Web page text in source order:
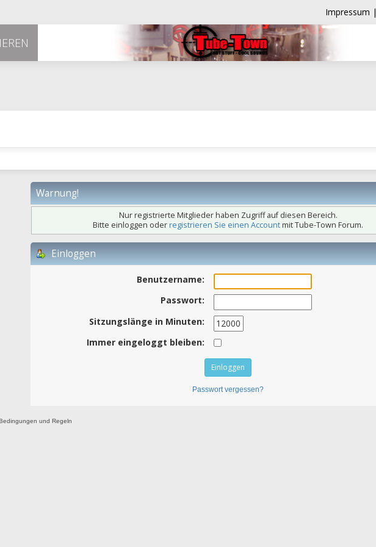
Impressum |
Warnung!
Nur registrierte Mitglieder haben Zugriff auf diesen Bereich.
Bitte einloggen oderregistrieren Sie einen Accountmit Tube-Town Forum.
Einloggen
Benutzername:
Passwort:
Sitzungslänge in Minuten:
Immer eingeloggt bleiben:
Passwort vergessen?
und Regeln